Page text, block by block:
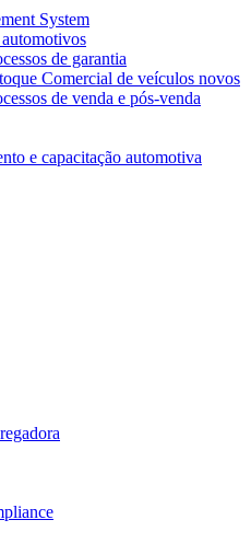
System
de garantia
Comercial de veículos novos
de venda e pós-venda
e capacitação automotiva